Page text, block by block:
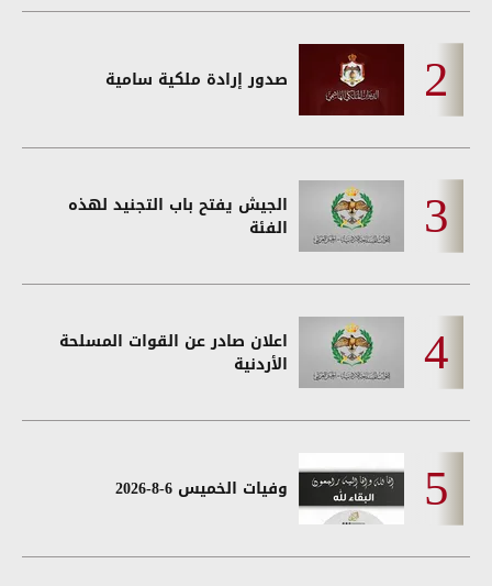
صدور إرادة ملكية سامية
الجيش يفتح باب التجنيد لهذه
الفئة
اعلان صادر عن القوات المسلحة
الأردنية
وفيات الخميس 6-8-2026